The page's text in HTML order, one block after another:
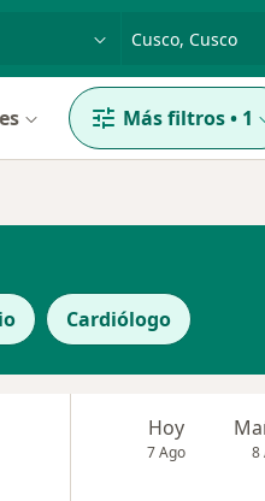
enfermedad o nombre
Más filtros• 1
Cardiólogo
Hoy
7 Ago 8